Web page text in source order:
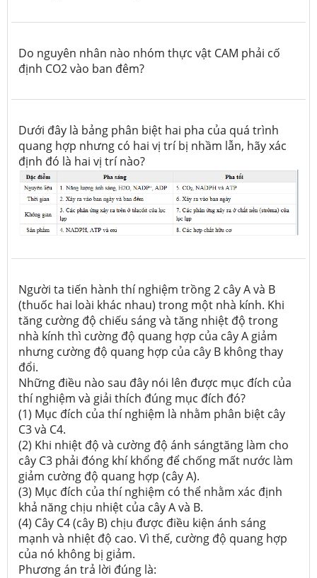
Do nguyên nhân nào nhóm thực vật CAM phải cố
định CO2 vào ban đêm?
Dưới đây là bảng phân biệt hai pha của quá trình
quang hợp nhưng có hai vị trí bị nhầm lẫn, hãy xác
định đó là hai vị trí nào?
Người ta tiến hành thí nghiệm trồng 2 cây A và B
(thuốc hai loài khác nhau) trong một nhà kính. Khi
tăng cường độ chiếu sáng và tăng nhiệt độ trong
nhà kính thì cường độ quang hợp của cây A giảm
nhưng cường độ quang hợp của cây B không thay
đổi.
Những điều nào sau đây nói lên được mục đích của
thí nghiệm và giải thích đúng mục đích đó?
(1) Mục đích của thí nghiệm là nhằm phân biệt cây
C3 và C4.
(2) Khi nhiệt độ và cường độ ánh sángtăng làm cho
cây C3 phải đóng khí khổng để chống mất nước làm
giảm cường độ quang hợp (cây A).
(3) Mục đích của thí nghiệm có thể nhằm xác định
khả năng chịu nhiệt của cây A và B.
(4) Cây C4 (cây B) chịu được điều kiện ánh sáng
mạnh và nhiệt độ cao. Vì thế, cường độ quang hợp
của nó không bị giảm.
Phương án trả lời đúng là: